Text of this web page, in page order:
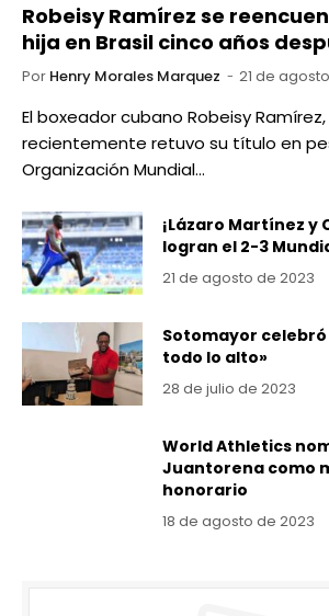
Robeisy Ramírez se
hija en Brasil cinco años
Por Henry Morales Marquez 21 de
El boxeador cubano Robeisy
recientemente retuvo su título en
Organización Mundial…
¡Lázaro Martínez y
logran el 2-3
21 de agosto de 2023
Sotomayor
todo lo alto»
28 de julio de 2023
World Athletics
Juantorena como
honorario
18 de agosto de 2023